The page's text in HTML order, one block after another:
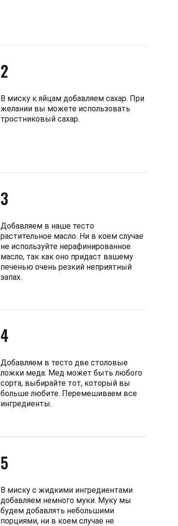
2
В миску к яйцам добавляем сахар. При
желании вы можете использовать
тростниковый сахар.
3
Добавляем в наше тесто
растительное масло. Ни в коем случае
не используйте нерафинированное
масло, так как оно придаст вашему
печенью очень резкий неприятный
запах.
4
Добавляем в тесто две столовые
ложки меда. Мед может быть любого
сорта, выбирайте тот, который вы
больше любите. Перемешиваем все
ингредиенты.
5
В миску с жидкими ингредиентами
добавляем немного муки. Муку мы
будем добавлять небольшими
порциями, ни в коем случае не